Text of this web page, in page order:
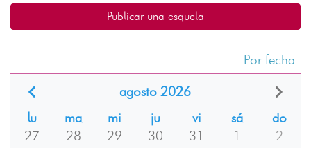
Publicar una esquela
Por fecha
agosto 2026
lu
ma mi ju vi sá
do
27
28 29 30 31 1
2